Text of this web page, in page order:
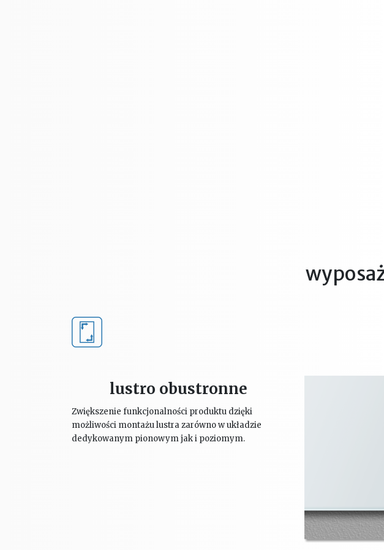
lustro obustronne
Zwiększenie funkcjonalności produktu dzięki
możliwości montażu lustra zarówno w układzie
dedykowanym pionowym jak i poziomym.